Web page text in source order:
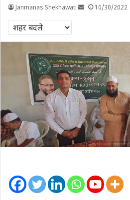
Janmanas Shekhawati 10/30/2022